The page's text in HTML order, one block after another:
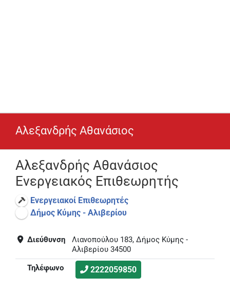
Αλεξανδρής Αθανάσιος
Αλεξανδρής Αθανάσιος
Ενεργειακός Επιθεωρητής
Ενεργειακοί Επιθεωρητές
Δήμος Κύμης - Αλιβερίου
Διεύθυνση
Λιανοπούλου 183, Δήμος Κύμης -
Αλιβερίου 34500
Τηλέφωνο
2222059850